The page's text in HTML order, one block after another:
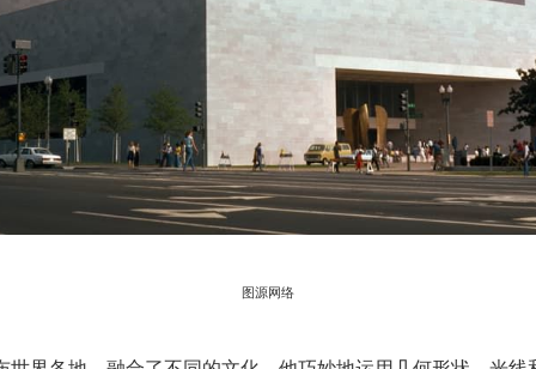
图源网络